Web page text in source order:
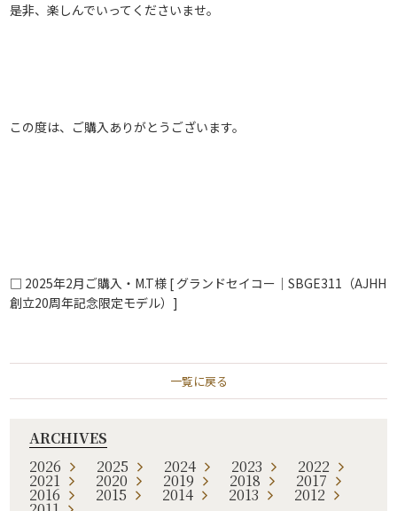
是非、楽しんでいってくださいませ。
この度は、ご購入ありがとうございます。
□ 2025年2月ご購入・M.T様 [ グランドセイコー｜SBGE311（AJHH
創立20周年記念限定モデル） ]
一覧に戻る
ARCHIVES
2026
2025 2024 2023 2022
2021 2020 2019 2018 2017
2016 2015 2014 2013 2012